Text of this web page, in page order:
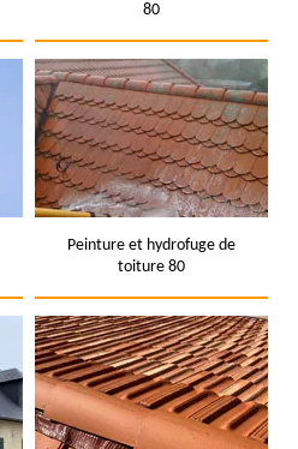
80
Peinture et hydrofuge de
toiture 80